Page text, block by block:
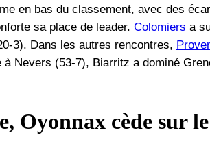
en bas du classement, avec des
sa place de leader. Colomiers a
3). Dans les autres rencontres,
à Nevers (53-7), Biarritz a dominé
Oyonnax cède sur